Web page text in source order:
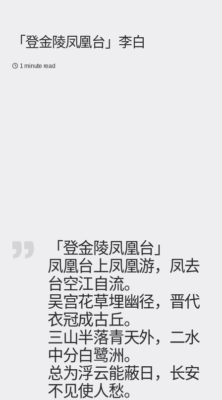
「登金陵凤凰台」李白
1 minute read
「登金陵凤凰台」
凤凰台上凤凰游，凤去
台空江自流。
吴宫花草埋幽径，晋代
衣冠成古丘。
三山半落青天外，二水
中分白鹭洲。
总为浮云能蔽日，长安
不见使人愁。